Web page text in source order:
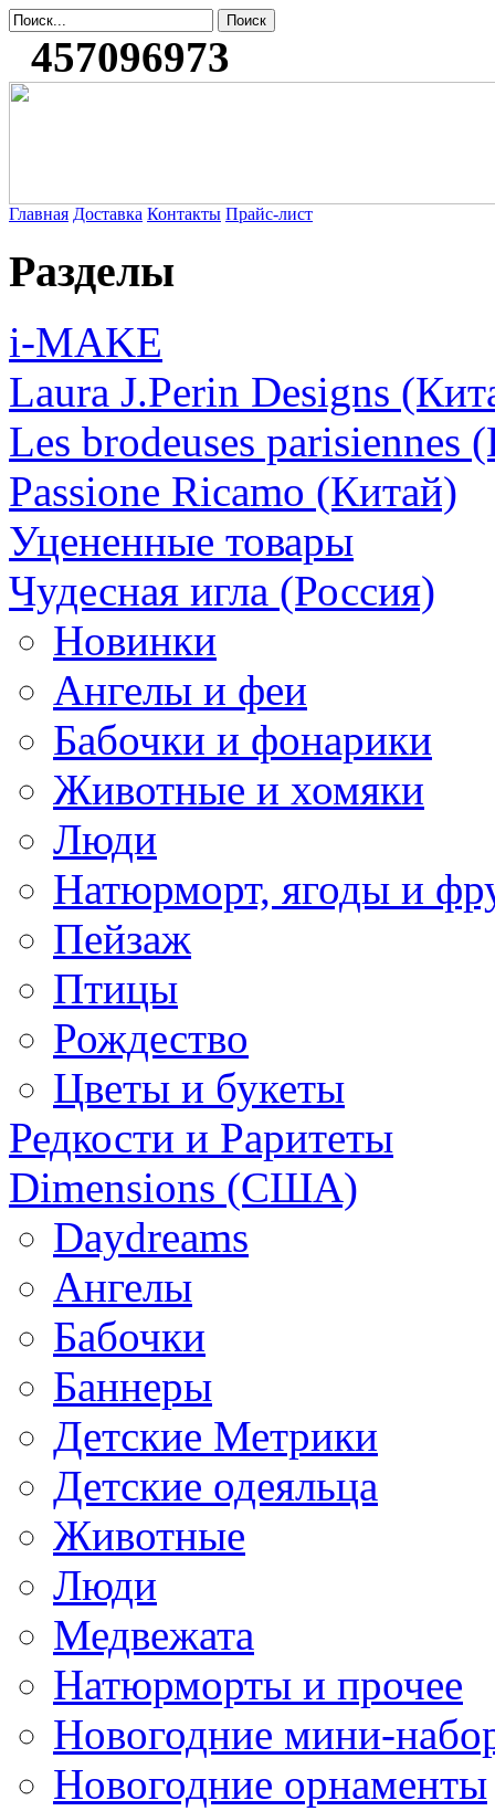
457096973
Главная Доставка Контакты Прайс-лист
Разделы
i-MAKE
Laura J.Perin Designs
Les brodeuses parisiennes
Passione Ricamo (Китай)
Уцененные товары
Чудесная игла (Россия)
Новинки
Ангелы и феи
Бабочки и фонарики
Животные и хомяки
Люди
Натюрморт, ягоды и
Пейзаж
Птицы
Рождество
Цветы и букеты
Редкости и Раритеты
Dimensions (США)
Daydreams
Ангелы
Бабочки
Баннеры
Детские Метрики
Детские одеяльца
Животные
Люди
Медвежата
Натюрморты и прочее
Новогодние мини-
Новогодние орнаменты